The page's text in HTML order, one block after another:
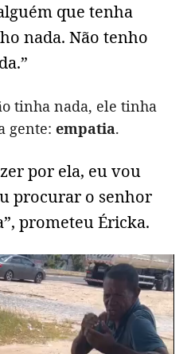
que tenha
nada. Não tenho
tinha nada, ele tinha
gente: empatia.
por ela, eu vou
procurar o senhor
prometeu Éricka.